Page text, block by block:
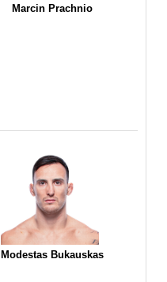
Marcin Prachnio
Modestas Bukauskas